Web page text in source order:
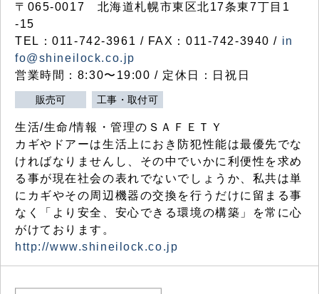
〒065-0017 北海道札幌市東区北17条東7丁目1
-15
TEL：011-742-3961 / FAX：011-742-3940 / in
fo@shineilock.co.jp
営業時間：8:30〜19:00 / 定休日：日祝日
販売可 工事・取付可
生活/生命/情報・管理のＳＡＦＥＴＹ
カギやドアーは生活上におき防犯性能は最優先でな
ければなりませんし、その中でいかに利便性を求め
る事が現在社会の表れでないでしょうか、私共は単
にカギやその周辺機器の交換を行うだけに留まる事
なく「より安全、安心できる環境の構築」を常に心
がけております。
http://www.shineilock.co.jp